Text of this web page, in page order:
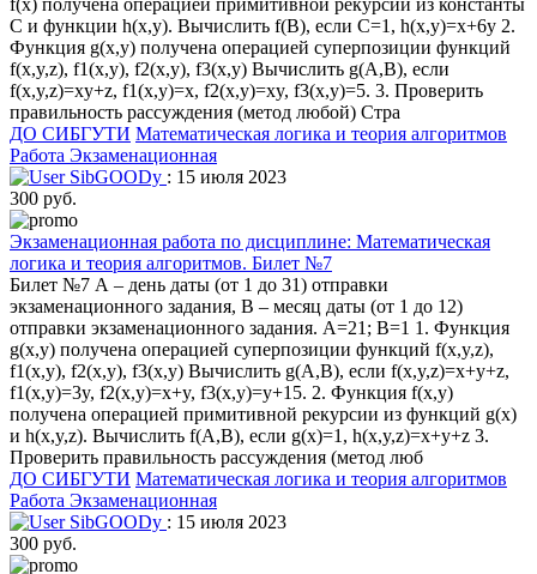
f(x) получена операцией примитивной рекурсии из константы
C и функции h(x,y). Вычислить f(B), если C=1, h(x,y)=x+6y 2.
Функция g(x,y) получена операцией суперпозиции функций
f(x,y,z), f1(x,y), f2(x,y), f3(x,y) Вычислить g(A,B), если
f(x,y,z)=xy+z, f1(x,y)=x, f2(x,y)=xy, f3(x,y)=5. 3. Проверить
правильность рассуждения (метод любой) Стра
ДО СИБГУТИ Математическая логика и теория алгоритмов
Работа Экзаменационная
SibGOODy : 15 июля 2023
300 руб.
Экзаменационная работа по дисциплине: Математическая
логика и теория алгоритмов. Билет №7
Билет №7 А – день даты (от 1 до 31) отправки
экзаменационного задания, В – месяц даты (от 1 до 12)
отправки экзаменационного задания. A=21; B=1 1. Функция
g(x,y) получена операцией суперпозиции функций f(x,y,z),
f1(x,y), f2(x,y), f3(x,y) Вычислить g(A,B), если f(x,y,z)=x+y+z,
f1(x,y)=3y, f2(x,y)=x+y, f3(x,y)=y+15. 2. Функция f(x,y)
получена операцией примитивной рекурсии из функций g(x)
и h(x,y,z). Вычислить f(A,B), если g(x)=1, h(x,y,z)=x+y+z 3.
Проверить правильность рассуждения (метод люб
ДО СИБГУТИ Математическая логика и теория алгоритмов
Работа Экзаменационная
SibGOODy : 15 июля 2023
300 руб.